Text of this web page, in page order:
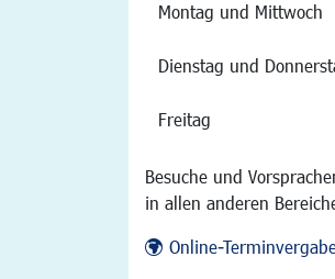
Montag und Mittwoch
Dienstag und
Freitag
Besuche und
in allen anderen
Online-